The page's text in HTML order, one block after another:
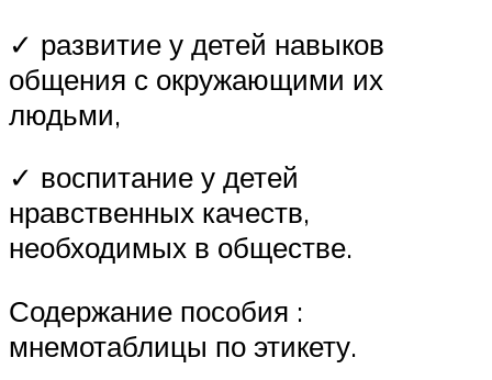
✓ развитие у детей навыков
общения с окружающими их
людьми,
✓ воспитание у детей
нравственных качеств,
необходимых в обществе.
Содержание пособия :
мнемотаблицы по этикету.